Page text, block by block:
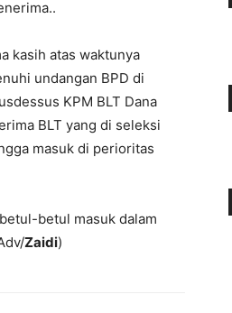
kasih atas waktunya
undangan BPD di
KPM BLT Dana
BLT yang di seleksi
masuk di perioritas
betul masuk dalam
Zaidi)